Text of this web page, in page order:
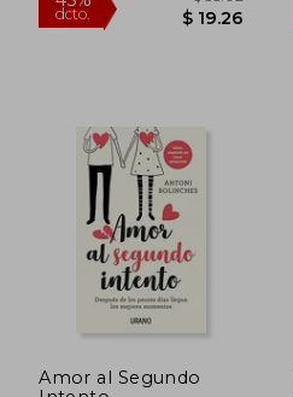
45%
dcto.
Amor al Segundo